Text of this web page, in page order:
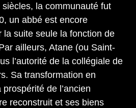
la communauté fut
un abbé est encore
la suite seule la fonction de
ailleurs, Atane (ou Saint-
l’autorité de la collégiale de
Sa transformation en
de l’ancien
reconstruit et ses biens